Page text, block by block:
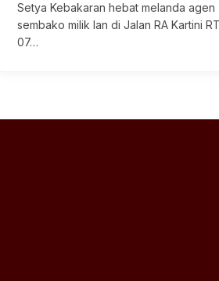
Setya Kebakaran hebat melanda agen
sembako milik Ian di Jalan RA Kartini RT
07…